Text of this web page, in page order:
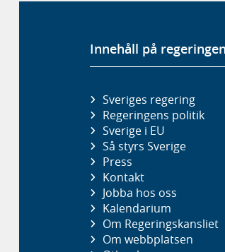
Innehåll på
Sveriges regering
Regeringens politik
Sverige i EU
Så styrs Sverige
Press
Kontakt
Jobba hos oss
Kalendarium
Om Regeringskansliet
Om webbplatsen